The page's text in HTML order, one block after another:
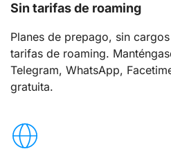
Sin tarifas de roaming
Planes de prepago, sin
tarifas de roaming.
Telegram, WhatsApp,
gratuita.